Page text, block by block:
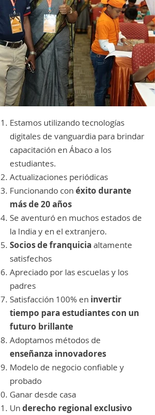
Estamos utilizando tecnologías
digitales de vanguardia para brindar
capacitación en Ábaco a los
estudiantes.
Actualizaciones periódicas
Funcionando con éxito durante
más de 20 años
Se aventuró en muchos estados de
la India y en el extranjero.
Socios de franquicia altamente
satisfechos
Apreciado por las escuelas y los
padres
Satisfacción 100% en invertir
tiempo para estudiantes con un
futuro brillante
Adoptamos métodos de
enseñanza innovadores
Modelo de negocio confiable y
probado
Ganar desde casa
Un derecho regional exclusivo